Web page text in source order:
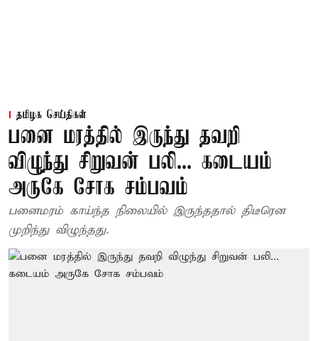
தமிழக செய்திகள்
பனை மரத்தில் இருந்து தவறி
விழுந்து சிறுவன் பலி... கடையம்
அருகே சோக சம்பவம்
பனைமரம் காய்ந்த நிலையில் இருந்ததால் திடீரென
முறிந்து விழுந்தது.